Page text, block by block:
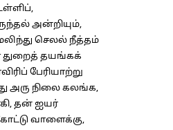
அன்றியும்,
செலல் நீத்தம்
தயங்கக்
பேரியாற்று
அரு நிலை கலங்க,
தன் ஐயர்
வாளைக்கு,